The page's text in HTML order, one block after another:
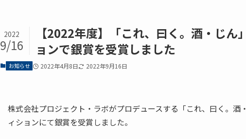
【2022年度】「これ、曰く。酒・じ
ョンで銀賞を受賞しました
2022
9/16
お知らせ 2022年4月8日 2022年9月16日
株式会社プロジェクト・ラボがプロデュースする「これ、曰く。
ィションにて銀賞を受賞しました。